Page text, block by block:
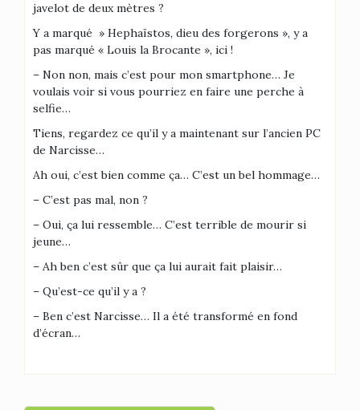
javelot de deux mètres ?
Y a marqué » Hephaïstos, dieu des forgerons », y a
pas marqué « Louis la Brocante », ici !
– Non non, mais c’est pour mon smartphone… Je
voulais voir si vous pourriez en faire une perche à
selfie…
Tiens, regardez ce qu’il y a maintenant sur l’ancien PC
de Narcisse…
Ah oui, c’est bien comme ça… C’est un bel hommage…
– C’est pas mal, non ?
– Oui, ça lui ressemble… C’est terrible de mourir si
jeune…
– Ah ben c’est sûr que ça lui aurait fait plaisir…
– Qu’est-ce qu’il y a ?
– Ben c’est Narcisse… Il a été transformé en fond
d’écran…